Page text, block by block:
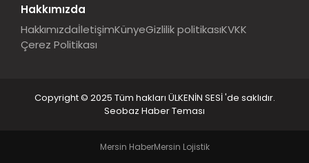
Hakkımızda
HakkımızdaİletişimKünyeGizlilik politikasıKVKK
Çerez Politikası
Copyright © 2025 Tüm hakları ÜLKENİN SESİ 'de saklıdır.
Seobaz Haber Teması
Mersin HaberMersin Lojistik